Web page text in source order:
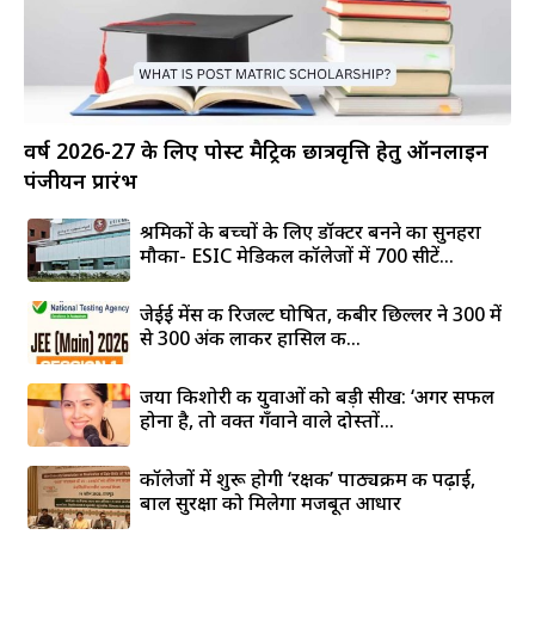
वर्ष 2026-27 के लिए पोस्ट मैट्रिक छात्रवृत्ति हेतु ऑनलाइन
पंजीयन प्रारंभ
श्रमिकों के बच्चों के लिए डॉक्टर बनने का सुनहरा
मौका- ESIC मेडिकल कॉलेजों में 700 सीटें...
जेईई मेंस की रिजल्ट घोषित, कबीर छिल्लर ने 300 में
से 300 अंक लाकर हासिल की...
जया किशोरी की युवाओं को बड़ी सीख: ‘अगर सफल
होना है, तो वक्त गँवाने वाले दोस्तों...
कॉलेजों में शुरू होगी ‘रक्षक’ पाठ्यक्रम की पढ़ाई,
बाल सुरक्षा को मिलेगा मजबूत आधार